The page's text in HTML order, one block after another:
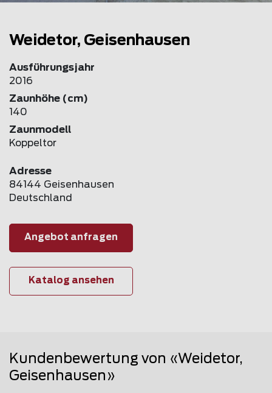
Weidetor, Geisenhausen
Ausführungsjahr
2016
Zaunhöhe (cm)
140
Zaunmodell
Koppeltor
Adresse
84144 Geisenhausen
Deutschland
Angebot anfragen
Katalog ansehen
Kundenbewertung von «Weidetor,
Geisenhausen»